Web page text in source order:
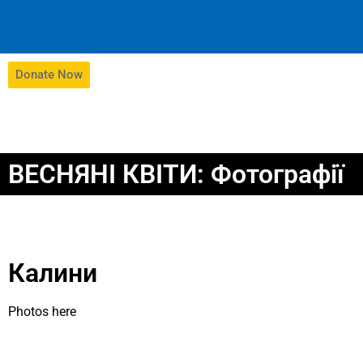
Donate Now
ВЕСНЯНІ КВІТИ: Фотографії
Калини
Photos here